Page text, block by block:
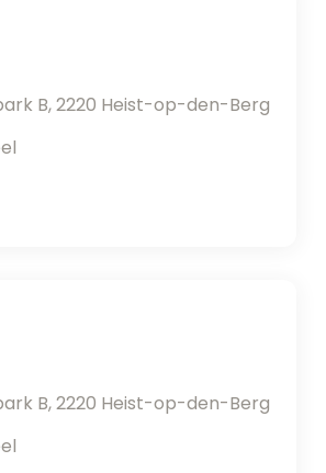
B, 2220 Heist-op-den-Berg
B, 2220 Heist-op-den-Berg